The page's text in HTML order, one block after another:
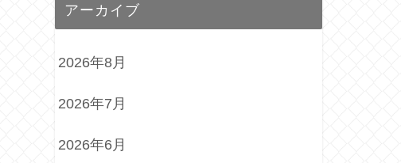
アーカイブ
2026年8月
2026年7月
2026年6月